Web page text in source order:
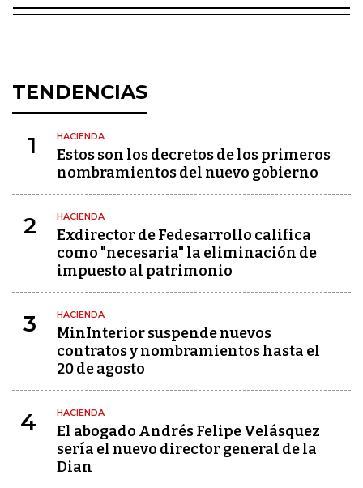
TENDENCIAS
1 HACIENDA
Estos son los decretos de los primeros
nombramientos del nuevo gobierno
2 HACIENDA
Exdirector de Fedesarrollo califica
como "necesaria" la eliminación de
impuesto al patrimonio
3 HACIENDA
MinInterior suspende nuevos
contratos y nombramientos hasta el
20 de agosto
4 HACIENDA
El abogado Andrés Felipe Velásquez
sería el nuevo director general de la
Dian